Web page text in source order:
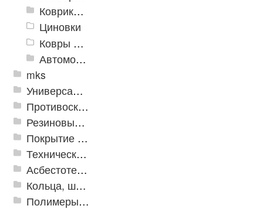
Коврики хлопковые
Циновки
Ковры для детской
Автомобильные коврики
mks
Универсальные модульные покрытия
Противоскользящая защита для лестниц, профили, ленты
Резиновые и ПВХ дорожки
Покрытие из резиновой крошки
Техническая резина
Асбестотехнические и теплоизоляционные материалы
Кольца, шайбы, манжеты
Полимеры и пластики